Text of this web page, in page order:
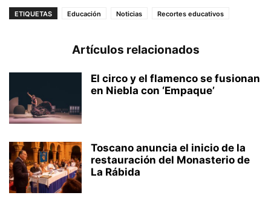
ETIQUETAS Educación Noticias Recortes educativos
Artículos relacionados
El circo y el flamenco se fusionan
en Niebla con ‘Empaque’
Toscano anuncia el inicio de la
restauración del Monasterio de
La Rábida